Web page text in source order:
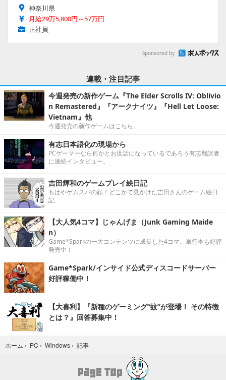
神奈川県
月給29万5,800円～57万円
正社員
Sponsored by
連載・注目記事
今週発売の新作ゲーム『The Elder Scrolls IV: Oblivio
n Remastered』『アークナイツ』『Hell Let Loose:
Vietnam』他
今週発売の新作ゲームはこちら。
有志日本語化の現場から
PCゲーマーなら何かとお世話になっているであろう有志翻訳者
に連続インタビュー。
吉田輝和のゲームプレイ絵日記
もはやゲムスパの顔！どこかで見かけた吉田さんのゲーム絵日
記
【大人気4コマ】じゃんげま（Junk Gaming Maide
n）
Game*Sparkの一大コンテンツに成長した4コマ。単行本も好評
発売中！
Game*Spark/インサイド公式ディスコードサーバー
好評稼働中！
【大喜利】『新種のゲーミング“蚊”が登場！ その特徴
とは？』回答募集中！
ホーム › PC › Windows › 記事